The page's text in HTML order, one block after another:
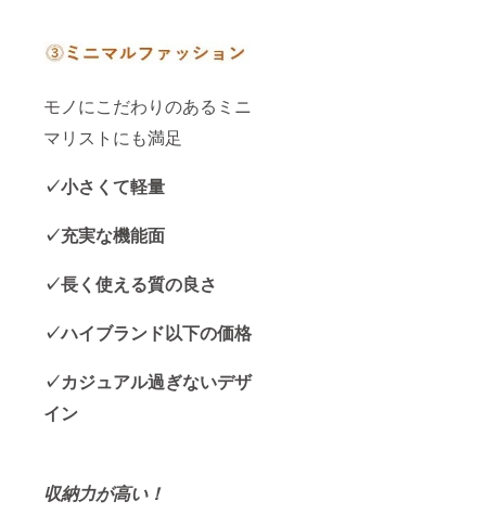
モノにこだわりのあるミニ
マリストにも満足
✓小さくて軽量
✓充実な機能面
✓長く使える質の良さ
✓ハイブランド以下の価格
✓カジュアル過ぎないデザ
イン
収納力が高い！